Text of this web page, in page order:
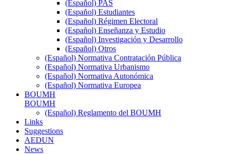
(Español) PAS
(Español) Estudiantes
(Español) Régimen Electoral
(Español) Enseñanza y Estudio
(Español) Investigación y Desarrollo
(Español) Otros
(Español) Normativa Contratación Pública
(Español) Normativa Urbanismo
(Español) Normativa Autonómica
(Español) Normativa Europea
BOUMH
BOUMH
(Español) Reglamento del BOUMH
Links
Suggestions
AEDUN
News